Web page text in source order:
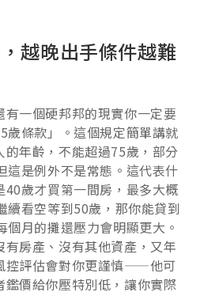
越晚出手條件越難
一個硬邦邦的現實你一定要
歲條款」。這個規定簡單講就
年齡，不能超過75歲，部分
這是例外不是常態。這代表什
歲才買第一間房，最多大概
續看空等到50歲，那你能貸到
月的攤還壓力會明顯更大。
房產、沒有其他資產，又年
控評估會對你更謹慎——他可
價給你壓特別低，讓你實際